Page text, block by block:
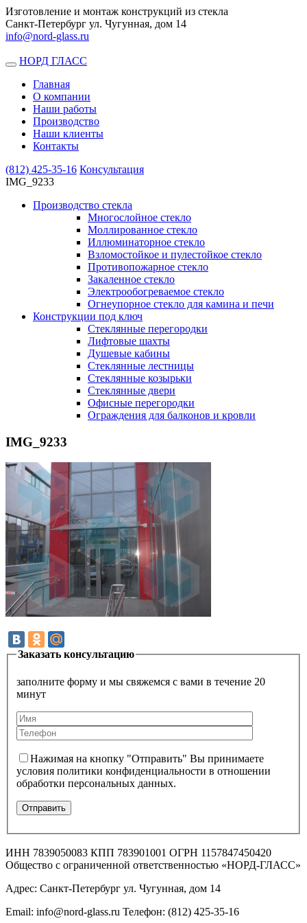
Изготовление и монтаж конструкций из стекла
Санкт-Петербург ул. Чугунная, дом 14
info@nord-glass.ru
Toggle
navigation
НОРД ГЛАСС
Главная
О компании
Наши работы
Производство
Наши клиенты
Контакты
(812) 425-35-16 Консультация
IMG_9233
Производство стекла
Многослойное стекло
Моллированное стекло
Иллюминаторное стекло
Взломостойкое и пулестойкое стекло
Противопожарное стекло
Закаленное стекло
Электрообогреваемое стекло
Огнеупорное стекло для камина и печи
Конструкции под ключ
Стеклянные перегородки
Лифтовые шахты
Душевые кабины
Cтеклянные лестницы
Cтеклянные козырьки
Cтеклянные двери
Офисные перегородки
Ограждения для балконов и кровли
IMG_9233
Заказать консультацию
заполните форму и мы свяжемся с вами в течение 20
минут
Нажимая на кнопку "Отправить" Вы принимаете
условия политики конфиденциальности в отношении
обработки персональных данных.
ИНН 7839050083 КПП 783901001 ОГРН 1157847450420
Общество с ограниченной ответственностью «НОРД-ГЛАСС»
Адрес: Санкт-Петербург ул. Чугунная, дом 14
Email: info@nord-glass.ru Телефон: (812) 425-35-16